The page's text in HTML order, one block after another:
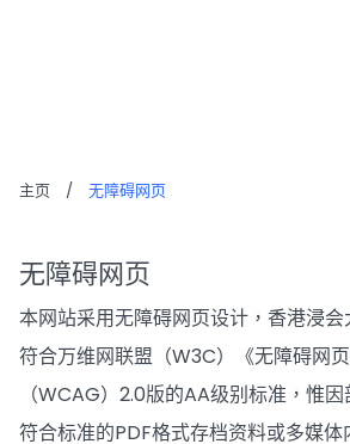
主页 / 无障碍网页
无障碍网页
本网站采用无障碍网页设计，香港浸
符合万维网联盟（W3C）《无障碍网页
（WCAG）2.0版的AA级别标准，惟
符合标准的PDF格式存档资料或多媒